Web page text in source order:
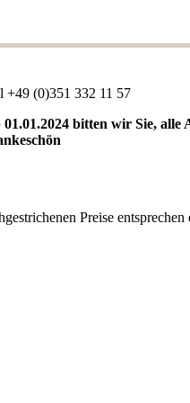
+49 (0)351 332 11 57
01.01.2024 bitten wir Sie, alle
Preise